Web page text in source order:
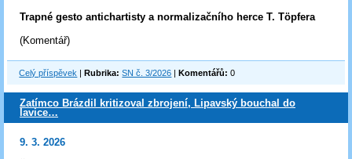
Trapné gesto antichartisty a normalizačního herce T. Töpfera
(Komentář)
Celý příspěvek |Rubrika: SN č. 3/2026 |Komentářů: 0
Zatímco Brázdil kritizoval zbrojení, Lipavský bouchal do
lavice…
9. 3. 2026